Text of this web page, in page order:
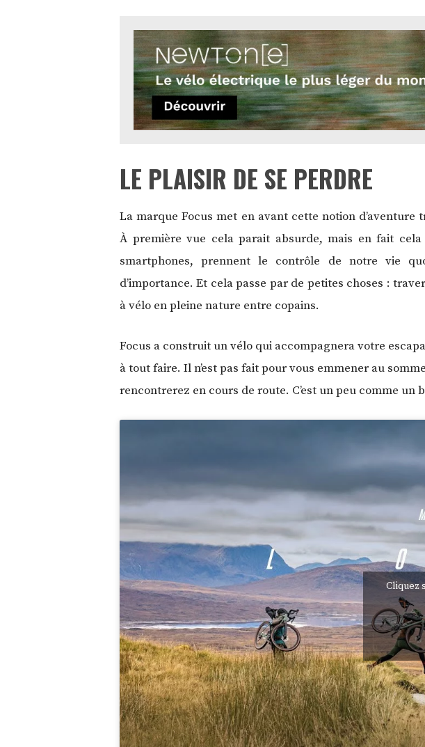
LE PLAISIR DE SE PERDRE
La marque Focus met en avant cette notion
À première vue cela parait absurde, mais en fait
smartphones, prennent le contrôle de notre vie
d’importance. Et cela passe par de petites choses :
à vélo en pleine nature entre copains.
Focus a construit un vélo qui accompagnera votre
à tout faire. Il n’est pas fait pour vous emmener au
rencontrerez en cours de route. C’est un peu comme
Cliquez